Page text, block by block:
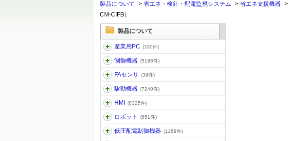
製品について > 省エネ・検針・配電監視システム > 省エネ支援機器 >
CM-CIFB）
製品について
産業用PC (190件)
制御機器 (5195件)
FAセンサ (39件)
駆動機器 (7240件)
HMI (8325件)
ロボット (651件)
低圧配電制御機器 (1169件)